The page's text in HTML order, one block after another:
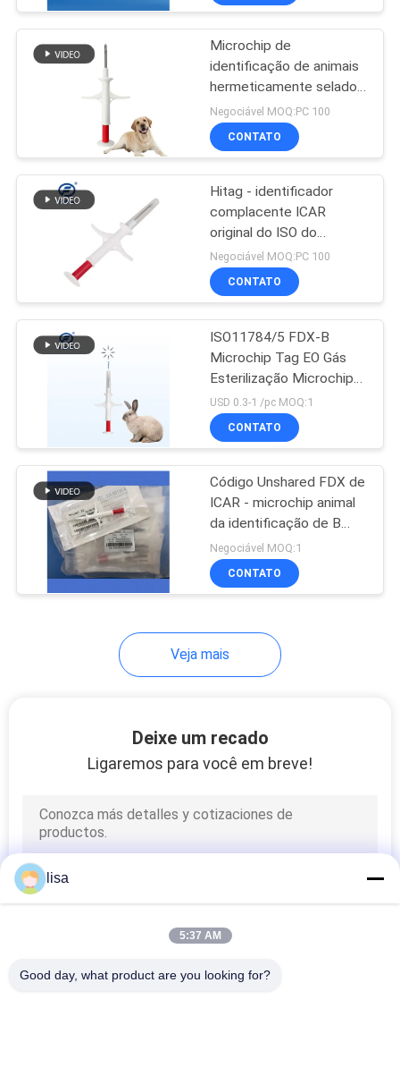
Leitor de etiqueta
da orelha
39
Etiqueta da taça da
pança
Varredor animal do
microchip
104
etiqueta de orelha
Microchip de
identificação de animais
hermeticamente selado
2.12*12mm Tags de
rastreamento de cães e
animais
Negociável MOQ:PC 100
CONTATO
Hitag - identificador
complacente ICAR
original do ISO do
microchip animal menor
de S256 EM4305
NENHUM
Negociável MOQ:PC 100
CONTATO
ISO11784/5 FDX-B
Microchip Tag EO Gás
Esterilização Microchip
Tracking Device For
Dogs Pet Rfid Chip
USD 0.3-1 /pc MOQ:1
CONTATO
Código Unshared FDX de
ICAR - microchip animal
da identificação de B
embalado no saco estéril
separadamente
Negociável MOQ:1
CONTATO
Veja mais
Deixe um recado
Ligaremos para você em breve!
lisa
5:37 AM
Good day, what product are you looking for?